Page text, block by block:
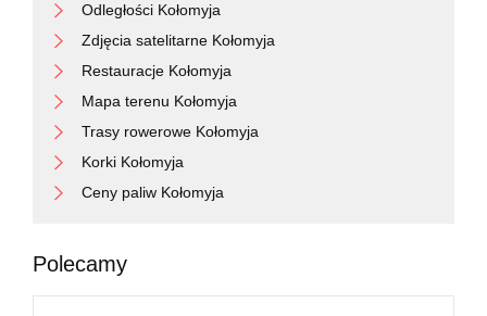
Odległości Kołomyja
Zdjęcia satelitarne Kołomyja
Restauracje Kołomyja
Mapa terenu Kołomyja
Trasy rowerowe Kołomyja
Korki Kołomyja
Ceny paliw Kołomyja
Polecamy